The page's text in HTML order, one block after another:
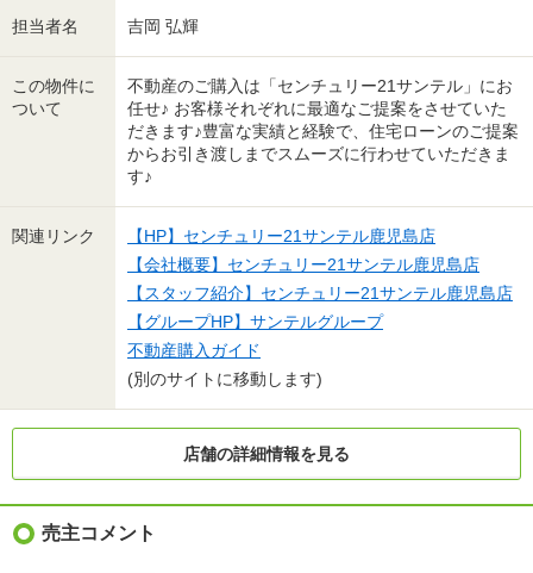
担当者名 吉岡 弘輝
この物件に
ついて
不動産のご購入は「センチュリー21サンテル」にお
任せ♪ お客様それぞれに最適なご提案をさせていた
だきます♪豊富な実績と経験で、住宅ローンのご提案
からお引き渡しまでスムーズに行わせていただきま
す♪
関連リンク
【HP】センチュリー21サンテル鹿児島店
【会社概要】センチュリー21サンテル鹿児島店
【スタッフ紹介】センチュリー21サンテル鹿児島店
【グループHP】サンテルグループ
不動産購入ガイド
(別のサイトに移動します)
店舗の詳細情報を見る
売主コメント